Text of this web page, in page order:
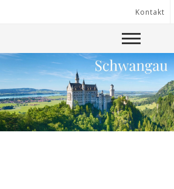
Kontakt